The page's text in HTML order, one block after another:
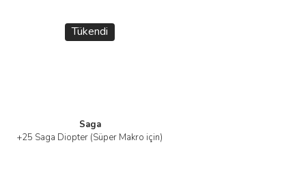
Tükendi
Saga
+25 Saga Diopter (Süper Makro için)